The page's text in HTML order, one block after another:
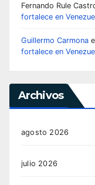
Fernando Rule
fortalece en
Guillermo Carmona
fortalece en
Archivos
agosto 2026
julio 2026